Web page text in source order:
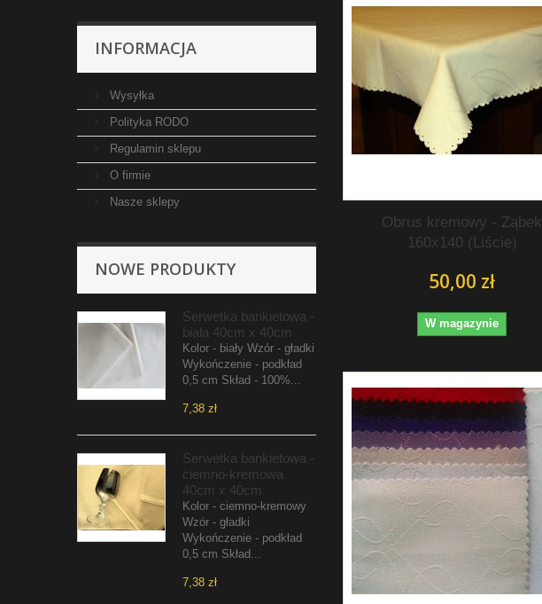
INFORMACJA
Wysyłka
Polityka RODO
Regulamin sklepu
O firmie
Nasze sklepy
NOWE PRODUKTY
Serwetka bankietowa -
biała 40cm x 40cm
Kolor - biały Wzór - gładki
Wykończenie - podkład
0,5 cm Skład - 100%...
7,38 zł
Serwetka bankietowa -
ciemno-kremowa
40cm x 40cm
Kolor - ciemno-kremowy
Wzór - gładki
Wykończenie - podkład
0,5 cm Skład...
7,38 zł
Obrus kremowy - Ząbek
160x140 (Liście)
50,00 zł
W magazynie